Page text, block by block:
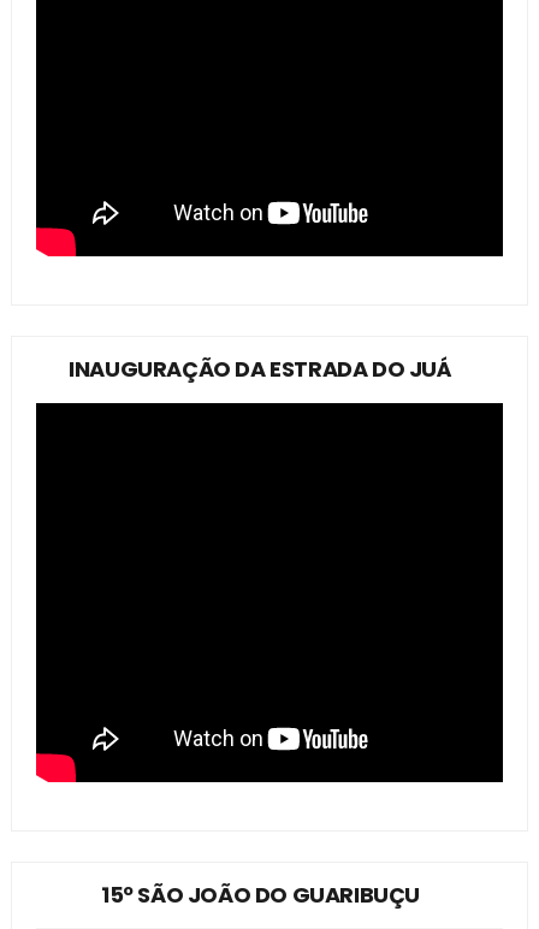
INAUGURAÇÃO DA ESTRADA DO JUÁ
15º SÃO JOÃO DO GUARIBUÇU